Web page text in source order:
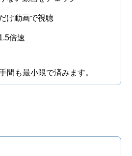
け動画で視聴
倍速
間も最小限で済みます。